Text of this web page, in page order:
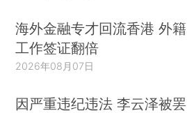
海外金融专才回流香港 外籍
工作签证翻倍
2026年08月07日
因严重违纪违法 李云泽被罢